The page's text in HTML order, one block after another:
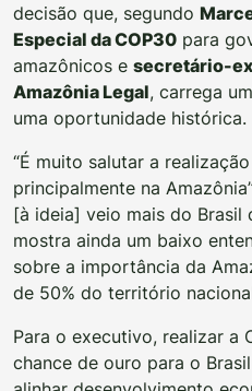
decisão que, segundo
Especial da COP30 para
amazônicos e secretário-
Amazônia Legal, carrega
uma oportunidade histórica.
“É muito salutar a
principalmente na
[à ideia] veio mais do Brasil
mostra ainda um baixo
sobre a importância da
de 50% do território
Para o executivo, realizar a
chance de ouro para o